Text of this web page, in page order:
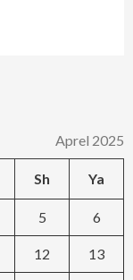
Aprel 2025
Sh Ya
5 6
12 13